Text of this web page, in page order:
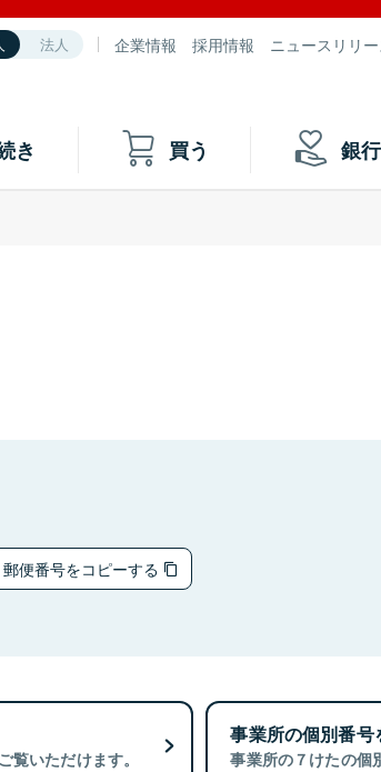
法人 企業情報 採用情報 ニュースリリー
き 買う 銀
郵便番号をコピーする
覧いただけます。
事業所の個別番号
事業所の７けたの個